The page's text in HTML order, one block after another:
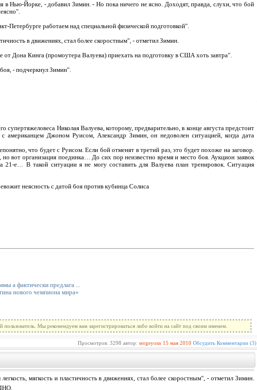
в Нью-Йорке, - добавил Зимин. - Но пока ничего не ясно. Доходят, правда, слухи, что бой
Петербурге работаем над специальной физической подготовкой".
в движениях, стал более скоростным", - отметил Зимин.
от Дона Кинга (промоутера Валуева) приехать на подготовку в США хоть завтра".
- подчеркнул Зимин".
супертяжеловеса Николая Валуева, которому, предварительно, в конце августа предстоит
американцем Джоном Руисом, Александр Зимин, он недоволен ситуацией, когда дата
что будет с Руисом. Если бой отменят в третий раз, это будет похоже на заговор.
вот организация поединка… До сих пор неизвестно время и место боя. Аукцион заявок
21-е… В такой ситуации я не могу составить для Валуева план тренировок. Ситуация
а фактически предлага ...
нового чемпиона мира»
Мы рекомендуем вам зарегистрироваться либо войти на сайт под своим именем.
Просмотров: 3298 автор: sergeyosn 15 мая 2010 Обсудить Комментарии (3)
мягкость и пластичность в движениях, стал более скоростным", - отметил Зимин.